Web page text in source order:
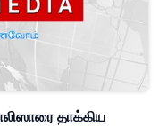
தாக்கிய